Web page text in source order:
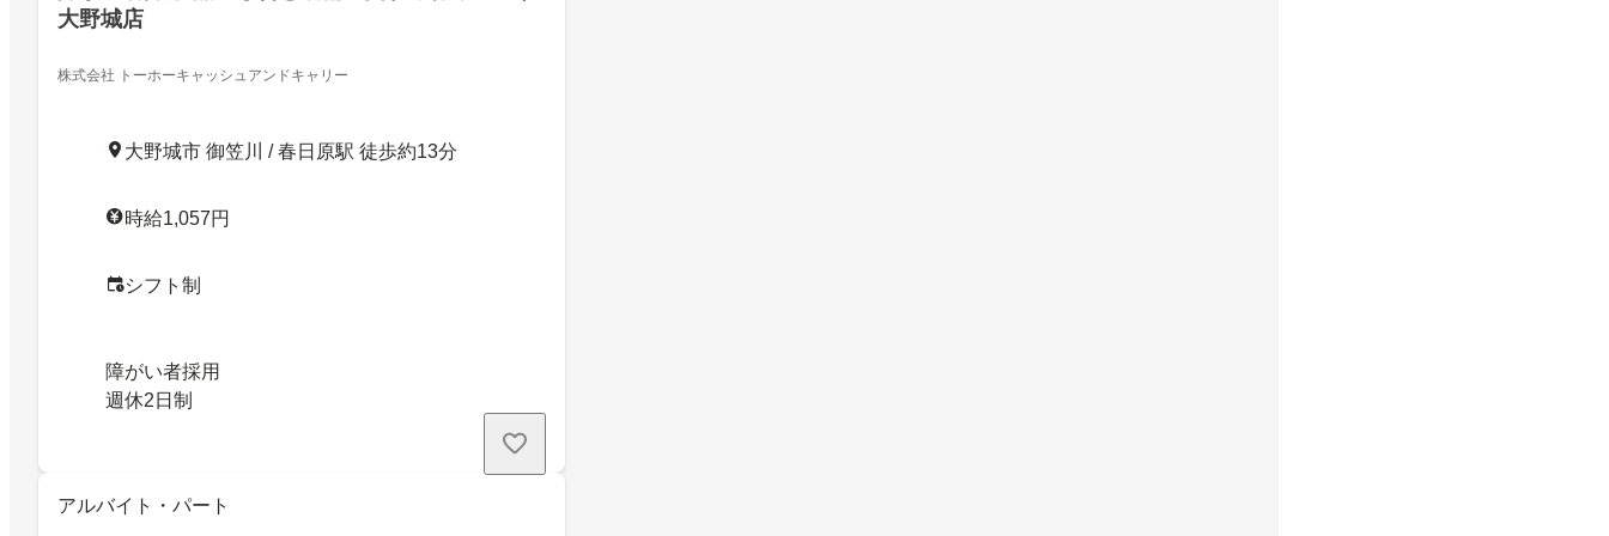
大野城店
株式会社 トーホーキャッシュアンドキャリー
大野城市 御笠川 / 春日原駅 徒歩約13分
時給1,057円
シフト制
障がい者採用
週休2日制
アルバイト・パート